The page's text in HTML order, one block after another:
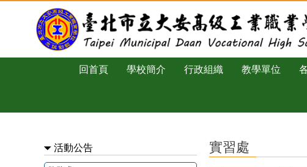
跳過上區塊
實習處 - 臺北市立大安高工
回首頁 學校簡介 行政組織 教學單位
活動公告 實習處